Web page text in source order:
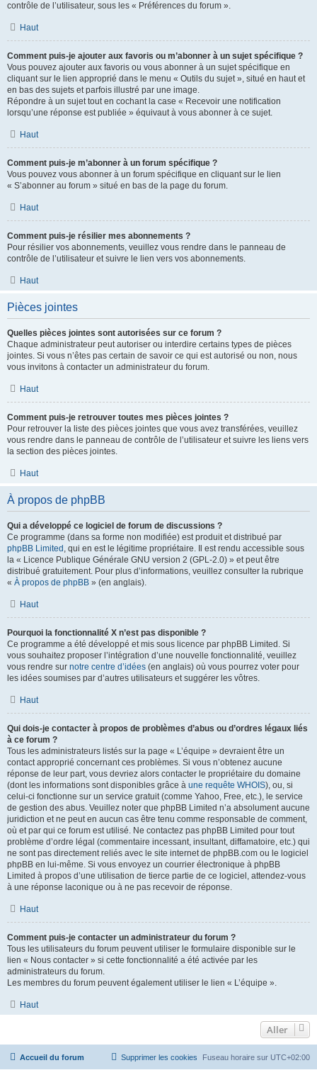
contrôle de l’utilisateur, sous les « Préférences du forum ».
Haut
Comment puis-je ajouter aux favoris ou m’abonner à un sujet spécifique ?
Vous pouvez ajouter aux favoris ou vous abonner à un sujet spécifique en
cliquant sur le lien approprié dans le menu « Outils du sujet », situé en haut et
en bas des sujets et parfois illustré par une image.
Répondre à un sujet tout en cochant la case « Recevoir une notification
lorsqu’une réponse est publiée » équivaut à vous abonner à ce sujet.
Haut
Comment puis-je m’abonner à un forum spécifique ?
Vous pouvez vous abonner à un forum spécifique en cliquant sur le lien
« S’abonner au forum » situé en bas de la page du forum.
Haut
Comment puis-je résilier mes abonnements ?
Pour résilier vos abonnements, veuillez vous rendre dans le panneau de
contrôle de l’utilisateur et suivre le lien vers vos abonnements.
Haut
Pièces jointes
Quelles pièces jointes sont autorisées sur ce forum ?
Chaque administrateur peut autoriser ou interdire certains types de pièces
jointes. Si vous n’êtes pas certain de savoir ce qui est autorisé ou non, nous
vous invitons à contacter un administrateur du forum.
Haut
Comment puis-je retrouver toutes mes pièces jointes ?
Pour retrouver la liste des pièces jointes que vous avez transférées, veuillez
vous rendre dans le panneau de contrôle de l’utilisateur et suivre les liens vers
la section des pièces jointes.
Haut
À propos de phpBB
Qui a développé ce logiciel de forum de discussions ?
Ce programme (dans sa forme non modifiée) est produit et distribué par
phpBB Limited , qui en est le légitime propriétaire. Il est rendu accessible sous
la « Licence Publique Générale GNU version 2 (GPL-2.0) » et peut être
distribué gratuitement. Pour plus d’informations, veuillez consulter la rubrique
« À propos de phpBB » (en anglais).
Haut
Pourquoi la fonctionnalité X n’est pas disponible ?
Ce programme a été développé et mis sous licence par phpBB Limited. Si
vous souhaitez proposer l’intégration d’une nouvelle fonctionnalité, veuillez
vous rendre sur notre centre d’idées (en anglais) où vous pourrez voter pour
les idées soumises par d’autres utilisateurs et suggérer les vôtres.
Haut
Qui dois-je contacter à propos de problèmes d’abus ou d’ordres légaux liés
à ce forum ?
Tous les administrateurs listés sur la page « L’équipe » devraient être un
contact approprié concernant ces problèmes. Si vous n’obtenez aucune
réponse de leur part, vous devriez alors contacter le propriétaire du domaine
(dont les informations sont disponibles grâce à une requête WHOIS), ou, si
celui-ci fonctionne sur un service gratuit (comme Yahoo, Free, etc.), le service
de gestion des abus. Veuillez noter que phpBB Limited n’a absolument aucune
juridiction et ne peut en aucun cas être tenu comme responsable de comment,
où et par qui ce forum est utilisé. Ne contactez pas phpBB Limited pour tout
problème d’ordre légal (commentaire incessant, insultant, diffamatoire, etc.) qui
ne sont pas directement reliés avec le site internet de phpBB.com ou le logiciel
phpBB en lui-même. Si vous envoyez un courrier électronique à phpBB
Limited à propos d’une utilisation de tierce partie de ce logiciel, attendez-vous
à une réponse laconique ou à ne pas recevoir de réponse.
Haut
Comment puis-je contacter un administrateur du forum ?
Tous les utilisateurs du forum peuvent utiliser le formulaire disponible sur le
lien « Nous contacter » si cette fonctionnalité a été activée par les
administrateurs du forum.
Les membres du forum peuvent également utiliser le lien « L’équipe ».
Haut
Aller
Accueil du forum Fuseau horaire sur UTC+02:00
Supprimer les cookies